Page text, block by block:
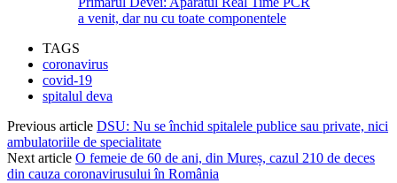
a venit, dar nu cu toate componentele
TAGS
coronavirus
covid-19
spitalul deva
Previous article DSU: Nu se închid spitalele publice sau private, nici
ambulatoriile de specialitate
Next article O femeie de 60 de ani, din Mureș, cazul 210 de deces
din cauza coronavirusului în România